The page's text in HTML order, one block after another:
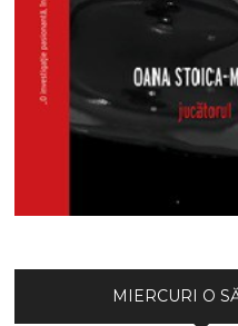
MIERCURI O